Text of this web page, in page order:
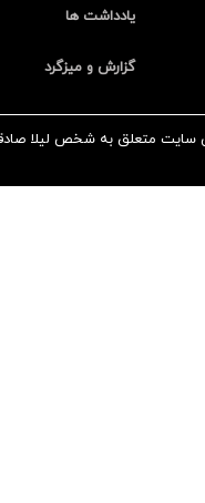
یادداشت ها
گزارش و میزگرد
سایت متعلق به شخص لیلا